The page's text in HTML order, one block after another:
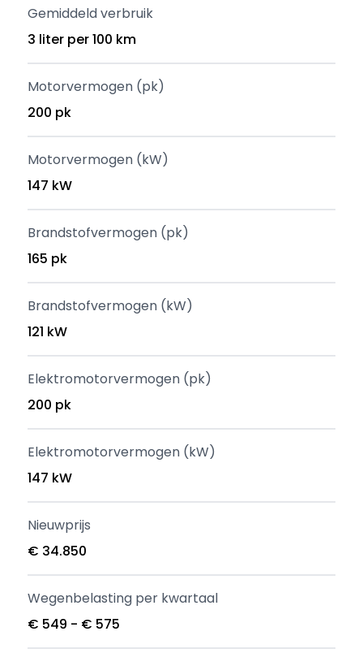
Gemiddeld verbruik
3 liter per 100 km
Motorvermogen (pk)
200 pk
Motorvermogen (kW)
147 kW
Brandstofvermogen (pk)
165 pk
Brandstofvermogen (kW)
121 kW
Elektromotorvermogen (pk)
200 pk
Elektromotorvermogen (kW)
147 kW
Nieuwprijs
€ 34.850
Wegenbelasting per kwartaal
€ 549 - € 575